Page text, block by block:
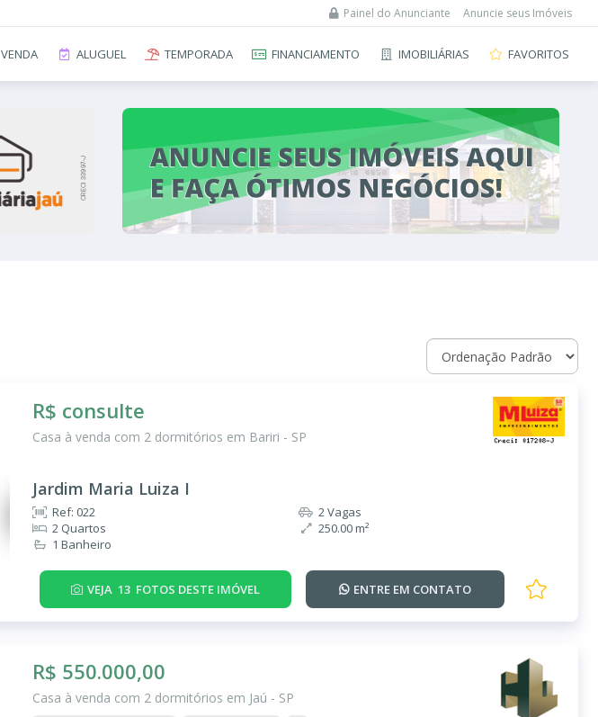
Painel do Anunciante Anuncie seus Imóveis
VENDA ALUGUEL TEMPORADA FINANCIAMENTO IMOBILIÁRIAS FAVORITOS
R$ consulte
Casa à venda com 2 dormitórios em Bariri - SP
Jardim Maria Luiza I
Ref: 022
2 Quartos
1 Banheiro
2 Vagas
250.00 m²
VEJA 13 FOTOS DESTE IMÓVEL ENTRE EM CONTATO
R$ 550.000,00
Casa à venda com 2 dormitórios em Jaú - SP